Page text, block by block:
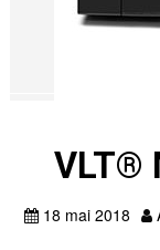
VLT®
18 mai 2018